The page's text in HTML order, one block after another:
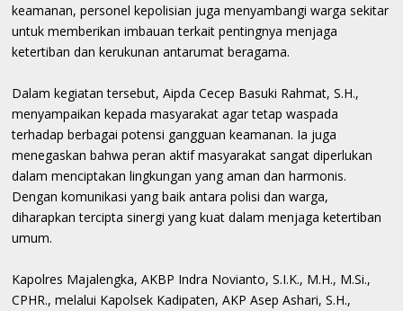
keamanan, personel kepolisian juga menyambangi warga sekitar
untuk memberikan imbauan terkait pentingnya menjaga
ketertiban dan kerukunan antarumat beragama.
Dalam kegiatan tersebut, Aipda Cecep Basuki Rahmat, S.H.,
menyampaikan kepada masyarakat agar tetap waspada
terhadap berbagai potensi gangguan keamanan. Ia juga
menegaskan bahwa peran aktif masyarakat sangat diperlukan
dalam menciptakan lingkungan yang aman dan harmonis.
Dengan komunikasi yang baik antara polisi dan warga,
diharapkan tercipta sinergi yang kuat dalam menjaga ketertiban
umum.
Kapolres Majalengka, AKBP Indra Novianto, S.I.K., M.H., M.Si.,
CPHR., melalui Kapolsek Kadipaten, AKP Asep Ashari, S.H.,